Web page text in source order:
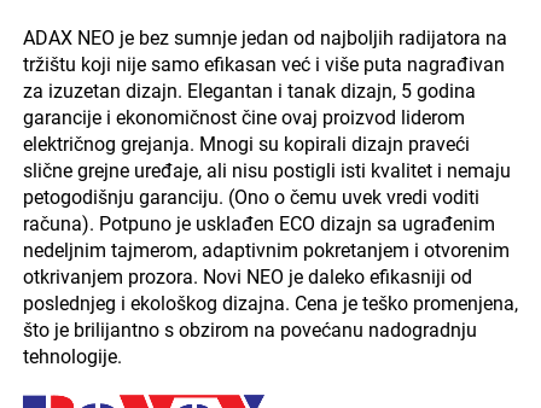
ADAX NEO je bez sumnje jedan od najboljih radijatora na
tržištu koji nije samo efikasan već i više puta nagrađivan
za izuzetan dizajn. Elegantan i tanak dizajn, 5 godina
garancije i ekonomičnost čine ovaj proizvod liderom
električnog grejanja. Mnogi su kopirali dizajn praveći
slične grejne uređaje, ali nisu postigli isti kvalitet i nemaju
petogodišnju garanciju. (Ono o čemu uvek vredi voditi
računa). Potpuno je usklađen ECO dizajn sa ugrađenim
nedeljnim tajmerom, adaptivnim pokretanjem i otvorenim
otkrivanjem prozora. Novi NEO je daleko efikasniji od
poslednjeg i ekološkog dizajna. Cena je teško promenjena,
što je brilijantno s obzirom na povećanu nadogradnju
tehnologije.